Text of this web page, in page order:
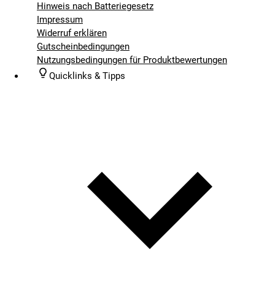
Hinweis nach Batteriegesetz
Impressum
Widerruf erklären
Gutscheinbedingungen
Nutzungsbedingungen für Produktbewertungen
Quicklinks & Tipps